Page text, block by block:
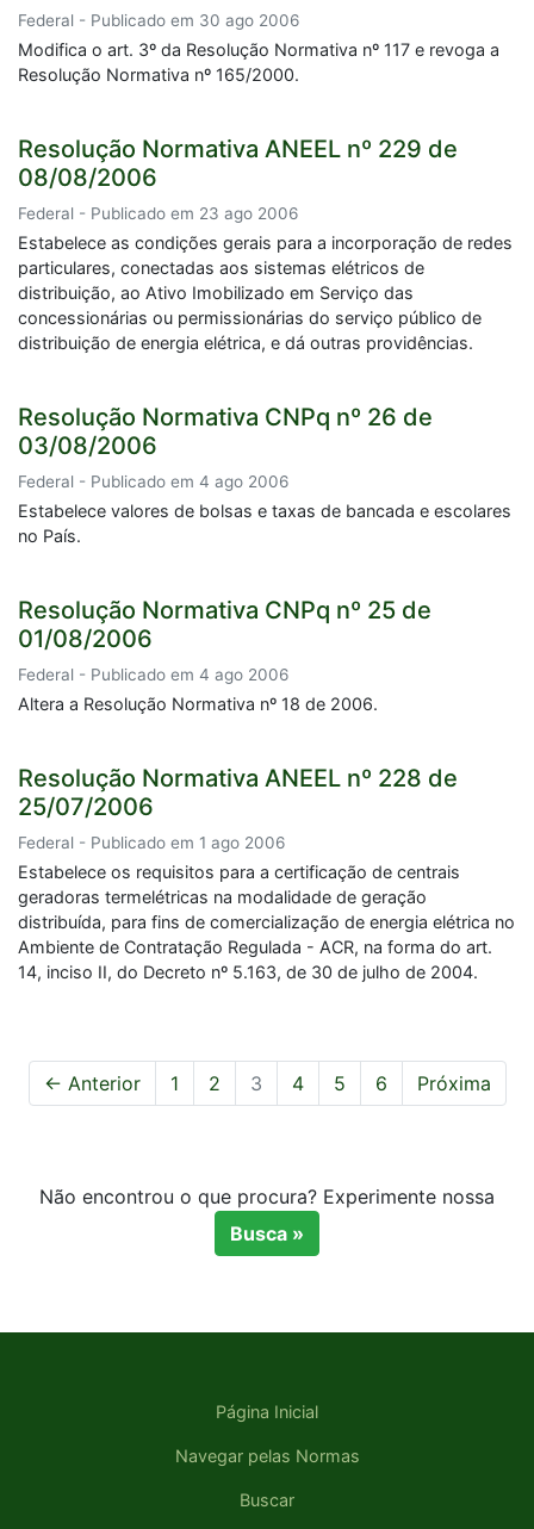
Federal - Publicado em 30 ago 2006
Modifica o art. 3º da Resolução Normativa nº 117 e revoga a
Resolução Normativa nº 165/2000.
Resolução Normativa ANEEL nº 229 de
08/08/2006
Federal - Publicado em 23 ago 2006
Estabelece as condições gerais para a incorporação de redes
particulares, conectadas aos sistemas elétricos de
distribuição, ao Ativo Imobilizado em Serviço das
concessionárias ou permissionárias do serviço público de
distribuição de energia elétrica, e dá outras providências.
Resolução Normativa CNPq nº 26 de
03/08/2006
Federal - Publicado em 4 ago 2006
Estabelece valores de bolsas e taxas de bancada e escolares
no País.
Resolução Normativa CNPq nº 25 de
01/08/2006
Federal - Publicado em 4 ago 2006
Altera a Resolução Normativa nº 18 de 2006.
Resolução Normativa ANEEL nº 228 de
25/07/2006
Federal - Publicado em 1 ago 2006
Estabelece os requisitos para a certificação de centrais
geradoras termelétricas na modalidade de geração
distribuída, para fins de comercialização de energia elétrica no
Ambiente de Contratação Regulada - ACR, na forma do art.
14, inciso II, do Decreto nº 5.163, de 30 de julho de 2004.
← Anterior 1 2 3 4 5 6 Próxima
Não encontrou o que procura? Experimente nossa
Busca »
Página Inicial
Navegar pelas Normas
Buscar